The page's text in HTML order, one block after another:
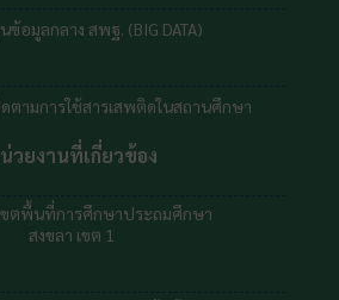
อมูลกลาง สพฐ. (BIG DATA)
ามการใช้สารเสพติดในสถานศึกษา
วยงานที่เกี่ยวข้อง
ขตพื้นที่การศึกษาประถมศึกษา
สงขลา เขต 1